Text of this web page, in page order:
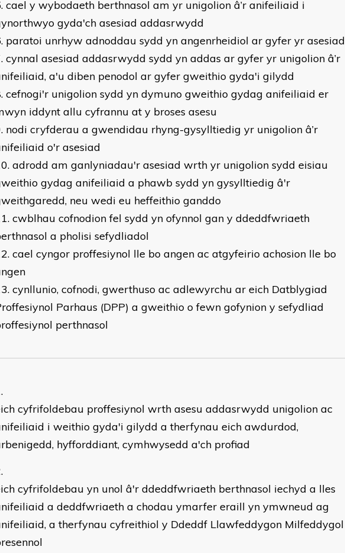
cael y wybodaeth berthnasol am yr unigolion â’r anifeiliaid i
gyda'ch asesiad addasrwydd
paratoi unrhyw adnoddau sydd yn angenrheidiol ar gyfer yr asesiad
cynnal asesiad addasrwydd sydd yn addas ar gyfer yr unigolion â’r
a'u diben penodol ar gyfer gweithio gyda'i gilydd
cefnogi'r unigolion sydd yn dymuno gweithio gydag anifeiliaid er
iddynt allu cyfrannu at y broses asesu
nodi cryfderau a gwendidau rhyng-gysylltiedig yr unigolion â’r
o'r asesiad
adrodd am ganlyniadau'r asesiad wrth yr unigolion sydd eisiau
gydag anifeiliaid a phawb sydd yn gysylltiedig â'r
neu wedi eu heffeithio ganddo
cwblhau cofnodion fel sydd yn ofynnol gan y ddeddfwriaeth
a pholisi sefydliadol
cael cyngor proffesiynol lle bo angen ac atgyfeirio achosion lle bo
cynllunio, cofnodi, gwerthuso ac adlewyrchu ar eich Datblygiad
Parhaus (DPP) a gweithio o fewn gofynion y sefydliad
perthnasol
cyfrifoldebau proffesiynol wrth asesu addasrwydd unigolion ac
i weithio gyda'i gilydd a therfynau eich awdurdod,
hyfforddiant, cymhwysedd a'ch profiad
cyfrifoldebau yn unol â'r ddeddfwriaeth berthnasol iechyd a lles
a deddfwriaeth a chodau ymarfer eraill yn ymwneud ag
a therfynau cyfreithiol y Ddeddf Llawfeddygon Milfeddygol